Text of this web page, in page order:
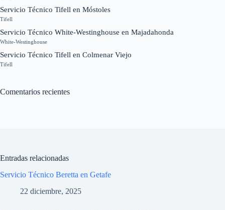
Servicio Técnico Tifell en Móstoles
Tifell
Servicio Técnico White-Westinghouse en Majadahonda
White-Westinghouse
Servicio Técnico Tifell en Colmenar Viejo
Tifell
Comentarios recientes
Entradas relacionadas
Servicio Técnico Beretta en Getafe
22 diciembre, 2025